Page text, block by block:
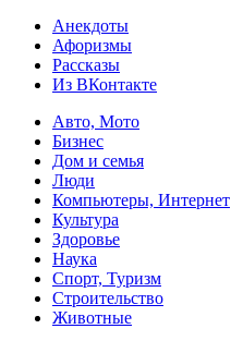
Анекдоты
Афоризмы
Рассказы
Из ВКонтакте
Авто, Мото
Бизнес
Дом и семья
Люди
Компьютеры, Интернет
Культура
Здоровье
Наука
Спорт, Туризм
Строительство
Животные